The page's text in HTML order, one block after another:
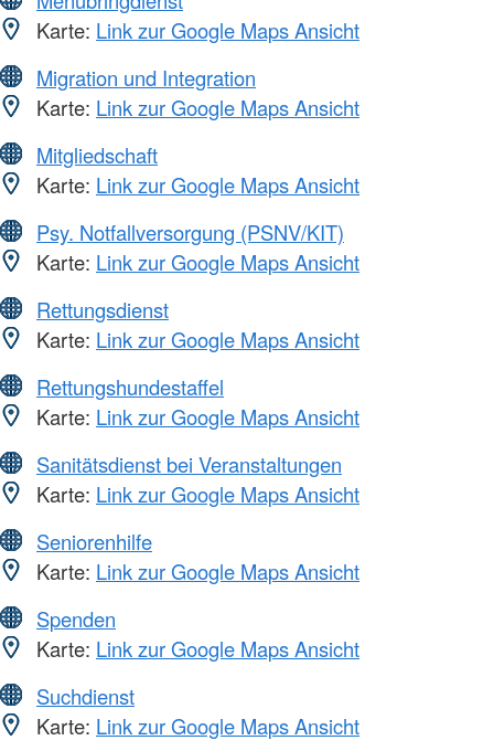
Karte: Link zur Google Maps Ansicht
Migration und Integration
Karte: Link zur Google Maps Ansicht
Mitgliedschaft
Karte: Link zur Google Maps Ansicht
Psy. Notfallversorgung (PSNV/KIT)
Karte: Link zur Google Maps Ansicht
Rettungsdienst
Karte: Link zur Google Maps Ansicht
Rettungshundestaffel
Karte: Link zur Google Maps Ansicht
Sanitätsdienst bei Veranstaltungen
Karte: Link zur Google Maps Ansicht
Seniorenhilfe
Karte: Link zur Google Maps Ansicht
Spenden
Karte: Link zur Google Maps Ansicht
Suchdienst
Karte: Link zur Google Maps Ansicht